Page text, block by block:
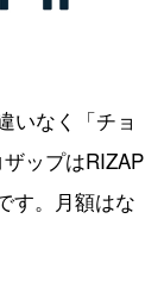
いなく「チョ
ップはRIZAP
す。月額はな